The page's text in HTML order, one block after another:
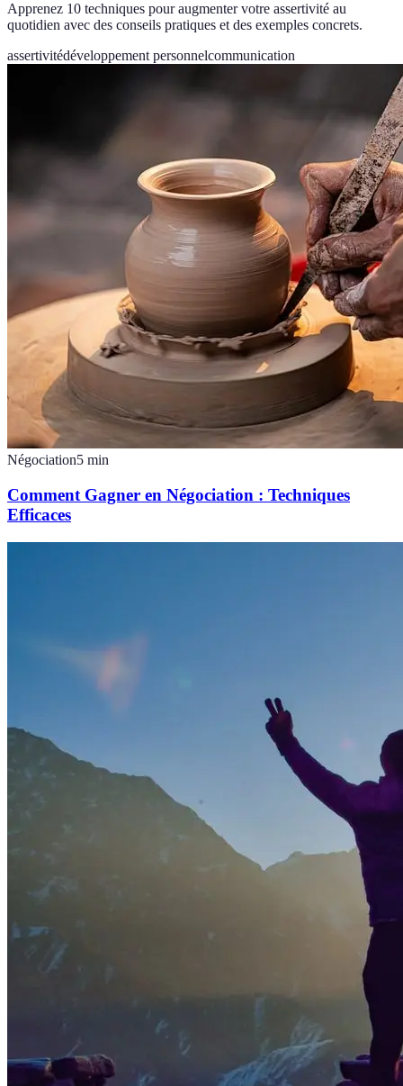
Apprenez 10 techniques pour augmenter votre assertivité au
quotidien avec des conseils pratiques et des exemples concrets.
assertivitédéveloppement personnelcommunication
Négociation5 min
Comment Gagner en Négociation : Techniques
Efficaces